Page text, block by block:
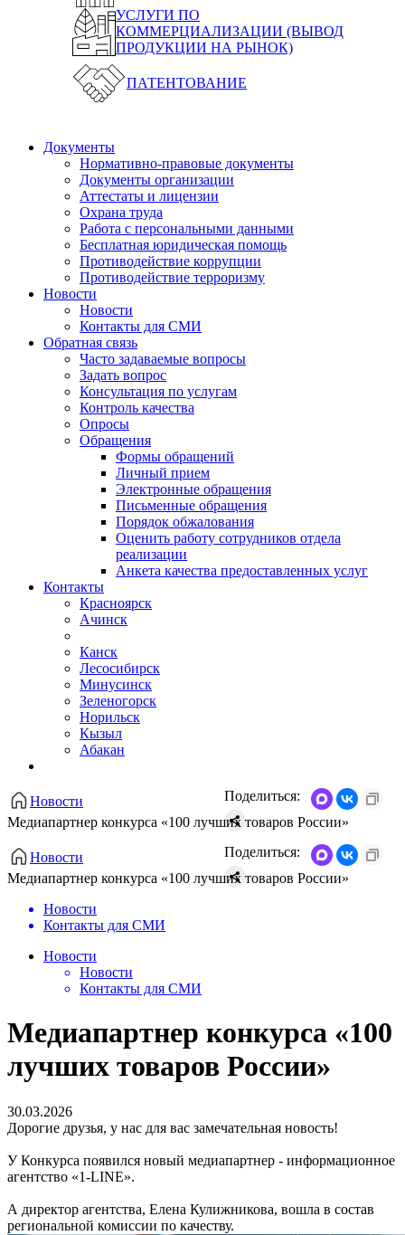
УСЛУГИ ПО
КОММЕРЦИАЛИЗАЦИИ (ВЫВОД
ПРОДУКЦИИ НА РЫНОК)
ПАТЕНТОВАНИЕ
Документы
Нормативно-правовые документы
Документы организации
Аттестаты и лицензии
Охрана труда
Работа с персональными данными
Бесплатная юридическая помощь
Противодействие коррупции
Противодействие терроризму
Новости
Новости
Контакты для СМИ
Обратная связь
Часто задаваемые вопросы
Задать вопрос
Консультация по услугам
Контроль качества
Опросы
Обращения
Формы обращений
Личный прием
Электронные обращения
Письменные обращения
Порядок обжалования
Оценить работу сотрудников отдела
реализации
Анкета качества предоставленных услуг
Контакты
Красноярск
Ачинск
Канск
Лесосибирск
Минусинск
Зеленогорск
Норильск
Кызыл
Абакан
Новости
Медиапартнер конкурса «100 лучших товаров России»
Поделиться:
Новости
Медиапартнер конкурса «100 лучших товаров России»
Поделиться:
Новости
Контакты для СМИ
Новости
Новости
Контакты для СМИ
Медиапартнер конкурса «100
лучших товаров России»
30.03.2026
Дорогие друзья, у нас для вас замечательная новость!
У Конкурса появился новый медиапартнер - информационное
агентство «1-LINE».
А директор агентства, Елена Кулижникова, вошла в состав
региональной комиссии по качеству.